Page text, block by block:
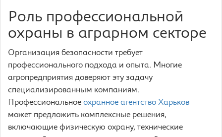
Роль профессиональной
охраны в аграрном секторе
Организация безопасности требует
профессионального подхода и опыта. Многие
агропредприятия доверяют эту задачу
специализированным компаниям.
Профессиональное охранное агентство Харьков
может предложить комплексные решения,
включающие физическую охрану, технические